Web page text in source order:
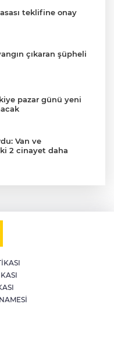
teklifine onay
çıkaran şüpheli
pazar günü yeni
Van ve
2 cinayet daha
kilogram uyuşturucu
sıcak ve